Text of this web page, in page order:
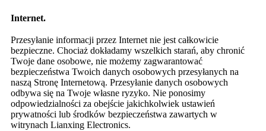
Internet.
Przesyłanie informacji przez Internet nie jest całkowicie
bezpieczne. Chociaż dokładamy wszelkich starań, aby chronić
Twoje dane osobowe, nie możemy zagwarantować
bezpieczeństwa Twoich danych osobowych przesyłanych na
naszą Stronę Internetową. Przesyłanie danych osobowych
odbywa się na Twoje własne ryzyko. Nie ponosimy
odpowiedzialności za obejście jakichkolwiek ustawień
prywatności lub środków bezpieczeństwa zawartych w
witrynach Lianxing Electronics.